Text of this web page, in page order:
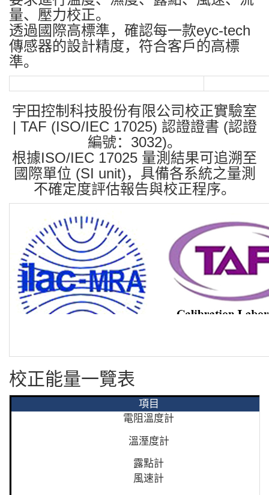
量、壓力校正。
透過國際高標準，確認每一款eyc-tech
傳感器的設計精度，符合客戶的高標
準。
宇田控制科技股份有限公司校正實驗室
| TAF (ISO/IEC 17025) 認證證書 (認證
編號：3032)。
根據ISO/IEC 17025 量測結果可追溯至
國際單位 (SI unit)，具備各系統之量測
不確定度評估報告與校正程序。
校正能量一覽表
項目
電阻溫度計
溫溼度計
露點計
風速計